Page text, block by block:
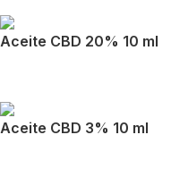
Aceite CBD 20% 10 ml
Aceite CBD 3% 10 ml